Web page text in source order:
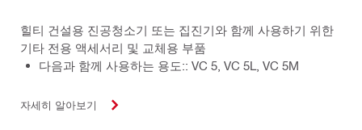
힐티 건설용 진공청소기 또는 집진기와 함께 사용하기 위한
기타 전용 액세서리 및 교체용 부품
다음과 함께 사용하는 용도:: VC 5, VC 5L, VC 5M
자세히 알아보기